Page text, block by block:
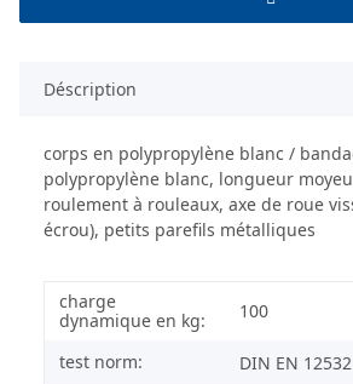
Déscription
corps en polypropylène blanc /
polypropylène blanc, longueur
roulement à rouleaux, axe de roue
écrou), petits parefils métalliques
charge
dynamique en kg:
100
test norm:
DIN EN 12532